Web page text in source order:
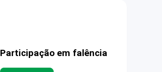
Participação em falência